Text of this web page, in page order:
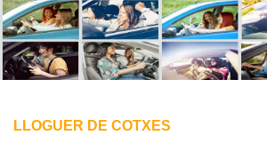
CJ EMANCIPACIÓ
CJ SALUT
LLOGUER DE COTXES